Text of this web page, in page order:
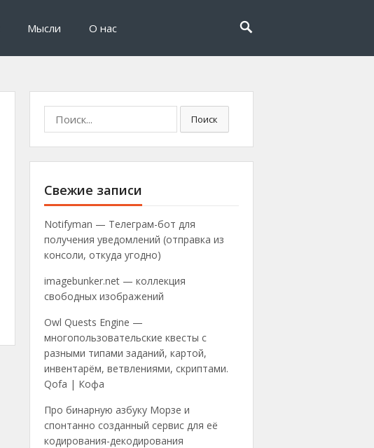
Мысли О нас
Поиск
Свежие записи
Notifyman — Телеграм-бот для
получения уведомлений (отправка из
консоли, откуда угодно)
imagebunker.net — коллекция
свободных изображений
Owl Quests Engine —
многопользовательские квесты с
разными типами заданий, картой,
инвентарём, ветвлениями, скриптами.
Qofa | Кофа
Про бинарную азбуку Морзе и
спонтанно созданный сервис для её
кодирования-декодирования